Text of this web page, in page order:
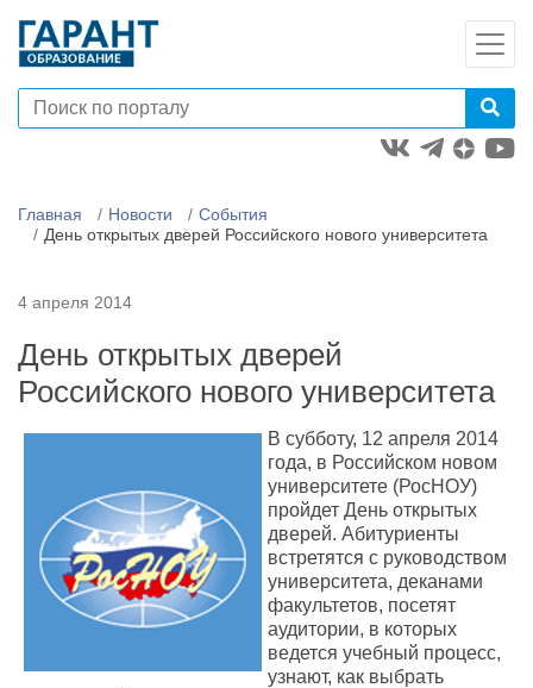
Главная Новости
События
День открытых дверей Российского нового университета
4 апреля 2014
День открытых дверей
Российского нового университета
В субботу, 12 апреля 2014
года, в Российском новом
университете (РосНОУ)
пройдет День открытых
дверей. Абитуриенты
встретятся с руководством
университета, деканами
факультетов, посетят
аудитории, в которых
ведется учебный процесс,
узнают, как выбрать